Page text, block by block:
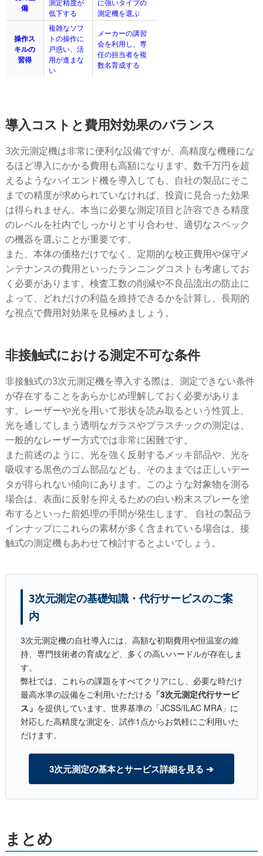
備
測定精度が
低下する
に強いタイプの
測定機を選ぶ
操作ス
キルの
習得
複雑なソフ
トの操作に
戸惑い、活
用が進まな
い
メーカーの講習
会を利用し、専
任の担当者を複
数名育成する
導入コストと費用対効果のバランス
3次元測定機は非常に便利な設備ですが、高精度な機種にな
るほど導入にかかる費用も高額になります。数千万円を超
えるようなハイエンド機を導入しても、自社の製品にそこ
までの精度が求められていなければ、投資に見合った効果
は得られません。本当に必要な測定項目と許容できる精度
のレベルを社内でしっかりとすり合わせ、適切なスペック
の機器を選ぶことが重要です。
また、本体の価格だけでなく、定期的な校正費用や保守メ
ンテナンスの費用といったランニングコストも考慮してお
く必要があります。検査工数の削減や不良品流出の防止に
よって、どれだけの利益を維持できるかを計算し、長期的
な視点で費用対効果を見極めましょう。
非接触式における測定不可な条件
非接触式の3次元測定機を導入する際は、測定できない条件
が存在することをあらかじめ理解しておく必要がありま
す。レーザーや光を用いて形状を読み取るという性質上、
光を通してしまう透明なガラスやプラスチックの測定は、
一般的なレーザー方式では非常に困難です。
また前述のように、光を強く反射するメッキ部品や、光を
吸収する黒色のゴム部品なども、そのままでは正しいデー
タが得られない傾向にあります。このような対象物を測る
場合は、表面に反射を抑えるための白い粉末スプレーを塗
布するといった前処理の手間が発生します。 自社の製品ラ
インナップにこれらの素材が多く含まれている場合は、接
触式の測定機もあわせて検討するとよいでしょう。
3次元測定の基礎知識・代行サービスのご案
内
3次元測定機の自社導入には、高額な初期費用や恒温室の維
持、専門技術者の育成など、多くの高いハードルが存在しま
す。
弊社では、これらの課題をすべてクリアにし、必要な時だけ
最高水準の設備をご利用いただける 「3次元測定代行サービ
ス」 を提供しています。世界基準の「JCSS/ILAC MRA」に
対応した高精度な測定を、試作1点からお気軽にご利用いた
だけます。
3次元測定の基本とサービス詳細を見る ➔
まとめ